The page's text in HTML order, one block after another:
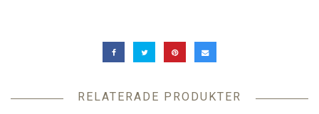
RELATERADE PRODUKTER